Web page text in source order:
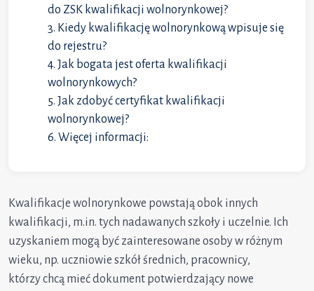
do ZSK kwalifikacji wolnorynkowej?
Kiedy kwalifikację wolnorynkową wpisuje się
do rejestru?
Jak bogata jest oferta kwalifikacji
wolnorynkowych?
Jak zdobyć certyfikat kwalifikacji
wolnorynkowej?
Więcej informacji:
Kwalifikacje wolnorynkowe powstają obok innych
kwalifikacji, m.in. tych nadawanych szkoły i uczelnie. Ich
uzyskaniem mogą być zainteresowane osoby w różnym
wieku, np. uczniowie szkół średnich, pracownicy,
którzy chcą mieć dokument potwierdzający nowe